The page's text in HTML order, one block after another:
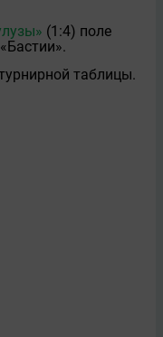
(1:4) поле
таблицы.